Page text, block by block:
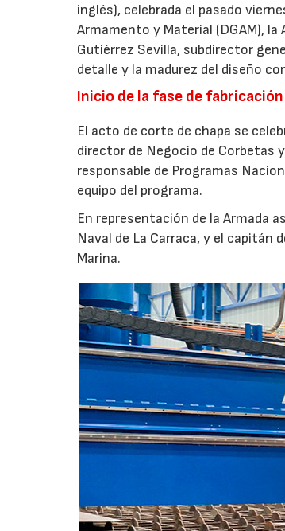
inglés), celebrada el pasado
Armamento y Material (DGAM),
Gutiérrez Sevilla, subdirector
detalle y la madurez del diseño
Inicio de la fase de fabricación
El acto de corte de chapa se
director de Negocio de Corbetas
responsable de Programas
equipo del programa.
En representación de la Armada
Naval de La Carraca, y el
Marina.